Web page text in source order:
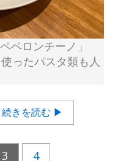
ペロンチーノ」
ったパスタ類も人
続きを読む ▶
3 4